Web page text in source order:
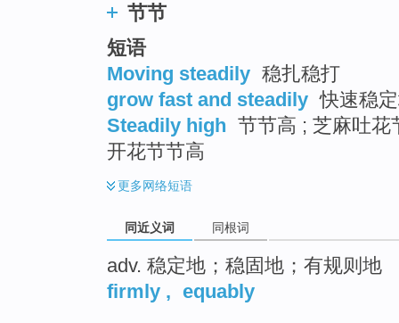
节节
短语
Moving steadily 稳扎稳打
grow fast and steadily 快速稳
Steadily high 节节高 ; 芝麻吐花
开花节节高
更多网络短语
同近义词 同根词
adv. 稳定地；稳固地；有规则地
firmly , equably